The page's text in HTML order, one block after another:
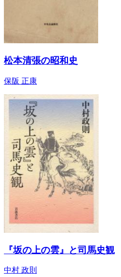
松本清張の昭和史
保阪 正康
『坂の上の雲』と司馬史観
中村 政則